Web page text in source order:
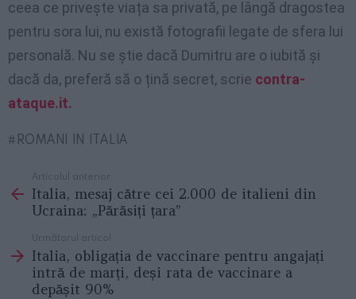
ceea ce privește viața sa privată, pe lângă dragostea
pentru sora lui, nu există fotografii legate de sfera lui
personală. Nu se știe dacă Dumitru are o iubită și
dacă da, preferă să o țină secret, scrie contra-
ataque.it.
ROMANI IN ITALIA
more
Articolul anterior
Italia, mesaj către cei 2.000 de italieni din
Ucraina: „Părăsiți țara”
Următorul articol
Italia, obligația de vaccinare pentru angajați
intră de marți, deși rata de vaccinare a
depășit 90%